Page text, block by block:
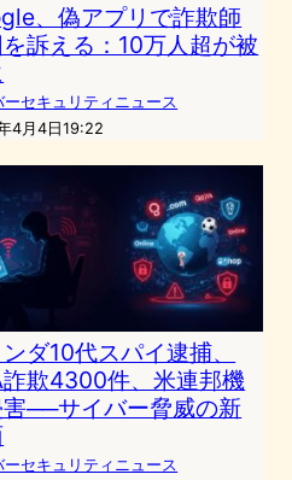
、偽アプリで詐欺師
訴える：10万人超が被
ーセキュリティニュース
4月4日19:22
ダ10代スパイ逮捕、
詐欺4300件、米連邦機
──サイバー脅威の新
ーセキュリティニュース